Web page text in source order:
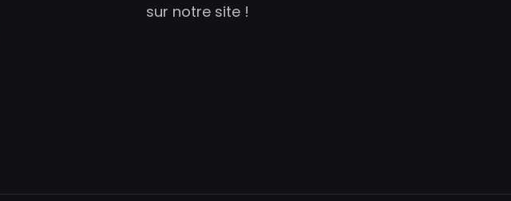
sur notre site !